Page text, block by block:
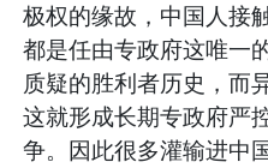
极权的缘故，中国人接
都是任由专政府这唯一
质疑的胜利者历史，而
这就形成长期专政府严
争。因此很多灌输进中